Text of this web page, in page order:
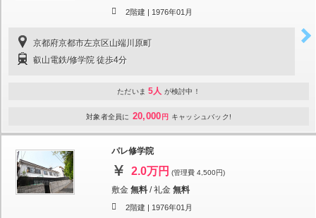
2階建 | 1976年01月
京都府京都市左京区山端川原町
叡山電鉄/修学院 徒歩4分
ただいま 5人 が検討中！
対象者全員に 20,000 円 キャッシュバック!
パレ修学院
2.0万円 (管理費 4,500円)
敷金 無料 /礼金 無料
2階建 | 1976年01月